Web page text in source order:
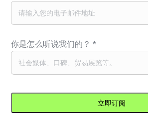
你是怎么听说我们的？*